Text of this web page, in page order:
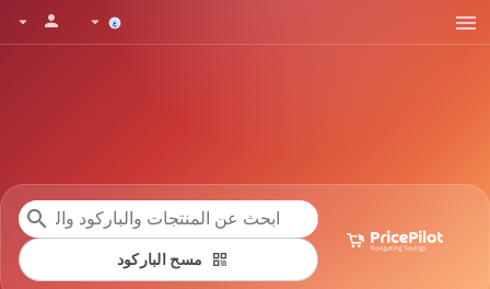
menu
arrow_drop_down
person
arrow_drop_down
search
qr_code مسح الباركود